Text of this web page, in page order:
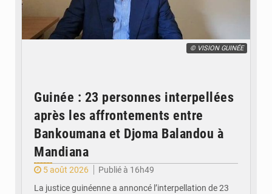
© VISION GUINÉE
Guinée : 23 personnes interpellées
après les affrontements entre
Bankoumana et Djoma Balandou à
Mandiana
5 août 2026
Publié à 16h49
La justice guinéenne a annoncé l’interpellation de 23